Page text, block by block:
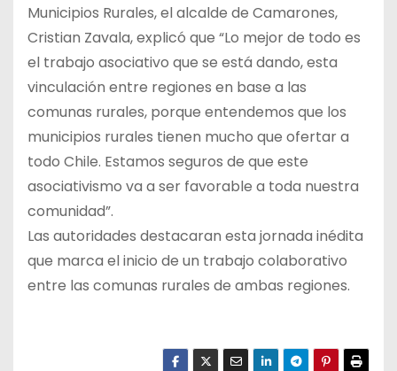
Municipios Rurales, el alcalde de Camarones,
Cristian Zavala, explicó que “Lo mejor de todo es
el trabajo asociativo que se está dando, esta
vinculación entre regiones en base a las
comunas rurales, porque entendemos que los
municipios rurales tienen mucho que ofertar a
todo Chile. Estamos seguros de que este
asociativismo va a ser favorable a toda nuestra
comunidad”.
Las autoridades destacaran esta jornada inédita
que marca el inicio de un trabajo colaborativo
entre las comunas rurales de ambas regiones.